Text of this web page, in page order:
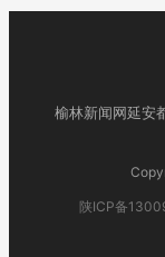
榆林新闻网延安
陕ICP备